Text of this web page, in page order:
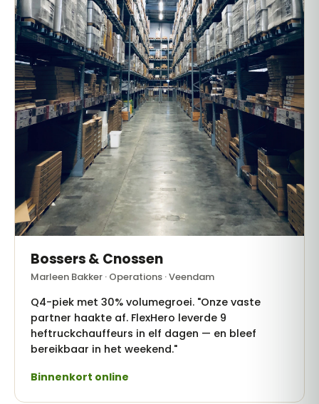
Bossers & Cnossen
Marleen Bakker · Operations · Veendam
Q4-piek met 30% volumegroei. "Onze vaste
partner haakte af. FlexHero leverde 9
heftruckchauffeurs in elf dagen — en bleef
bereikbaar in het weekend."
Binnenkort online